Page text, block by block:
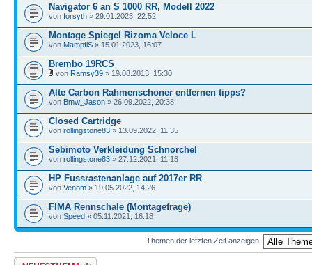
Navigator 6 an S 1000 RR, Modell 2022
von forsyth » 29.01.2023, 22:52
Montage Spiegel Rizoma Veloce L
von MampfiS » 15.01.2023, 16:07
Brembo 19RCS
von Ramsy39 » 19.08.2013, 15:30
Alte Carbon Rahmenschoner entfernen tipps?
von Bmw_Jason » 26.09.2022, 20:38
Closed Cartridge
von rollingstone83 » 13.09.2022, 11:35
Sebimoto Verkleidung Schnorchel
von rollingstone83 » 27.12.2021, 11:13
HP Fussrastenanlage auf 2017er RR
von Venom » 19.05.2022, 14:26
FIMA Rennschale (Montagefrage)
von Speed » 05.11.2021, 16:18
Themen der letzten Zeit anzeigen:
Neues Thema erstellen